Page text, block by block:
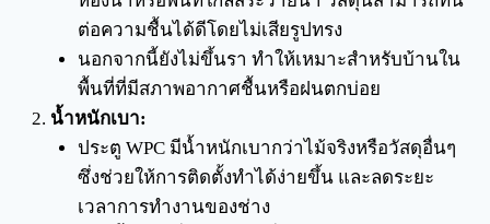
ต่อความชื้นได้ดีโดยไม่เสียรูปทรง
นอกจากนี้ยังไม่ขึ้นรา ทำให้เหมาะสำหรับบ้านใน
พื้นที่ที่มีสภาพอากาศชื้นหรือฝนตกบ่อย
น้ำหนักเบา:
ประตู WPC มีน้ำหนักเบากว่าไม้จริงหรือวัสดุอื่นๆ
ซึ่งช่วยให้การติดตั้งทำได้ง่ายขึ้น และลดระยะ
เวลาการทำงานของช่าง